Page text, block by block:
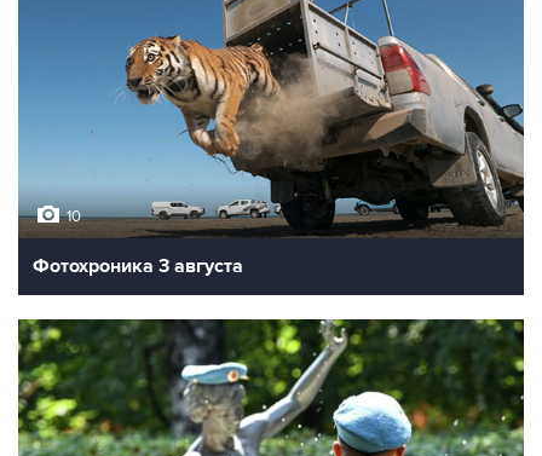
10
Фотохроника 3 августа